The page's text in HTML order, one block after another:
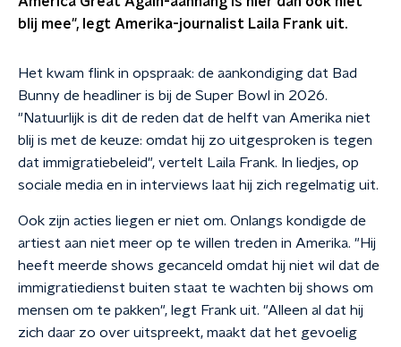
blij mee", legt Amerika-journalist Laila Frank uit.
Het kwam flink in opspraak: de aankondiging dat Bad
Bunny de headliner is bij de Super Bowl in 2026.
"Natuurlijk is dit de reden dat de helft van Amerika niet
blij is met de keuze: omdat hij zo uitgesproken is tegen
dat immigratiebeleid", vertelt Laila Frank. In liedjes, op
sociale media en in interviews laat hij zich regelmatig uit.
Ook zijn acties liegen er niet om. Onlangs kondigde de
artiest aan niet meer op te willen treden in Amerika. "Hij
heeft meerde shows gecanceld omdat hij niet wil dat de
immigratiedienst buiten staat te wachten bij shows om
mensen om te pakken", legt Frank uit. "Alleen al dat hij
zich daar zo over uitspreekt, maakt dat het gevoelig